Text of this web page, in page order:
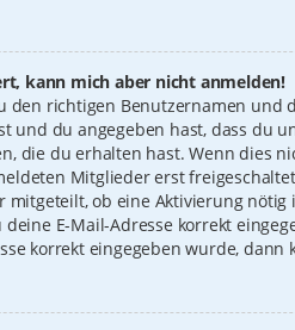
kann mich aber nicht anmelden!
den richtigen Benutzernamen und
und du angegeben hast, dass du
die du erhalten hast. Wenn dies
Mitglieder erst
mitgeteilt, ob eine Aktivierung
E-Mail-Adresse korrekt
korrekt eingegeben wurde,